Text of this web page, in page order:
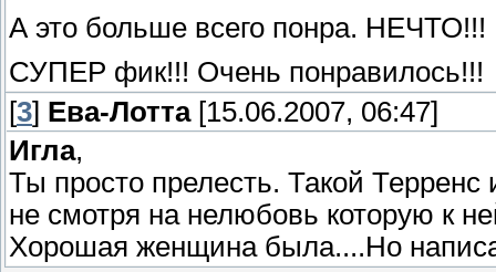
А это больше всего понра. НЕЧТО!!!
СУПЕР фик!!! Очень понравилось!!!
[3] Ева-Лотта[15.06.2007, 06:47]
Игла,
Ты просто прелесть. Такой
не смотря на нелюбовь которую к
Хорошая женщина была....Но